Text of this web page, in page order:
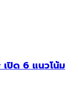
เปิด 6 แนวโน้ม